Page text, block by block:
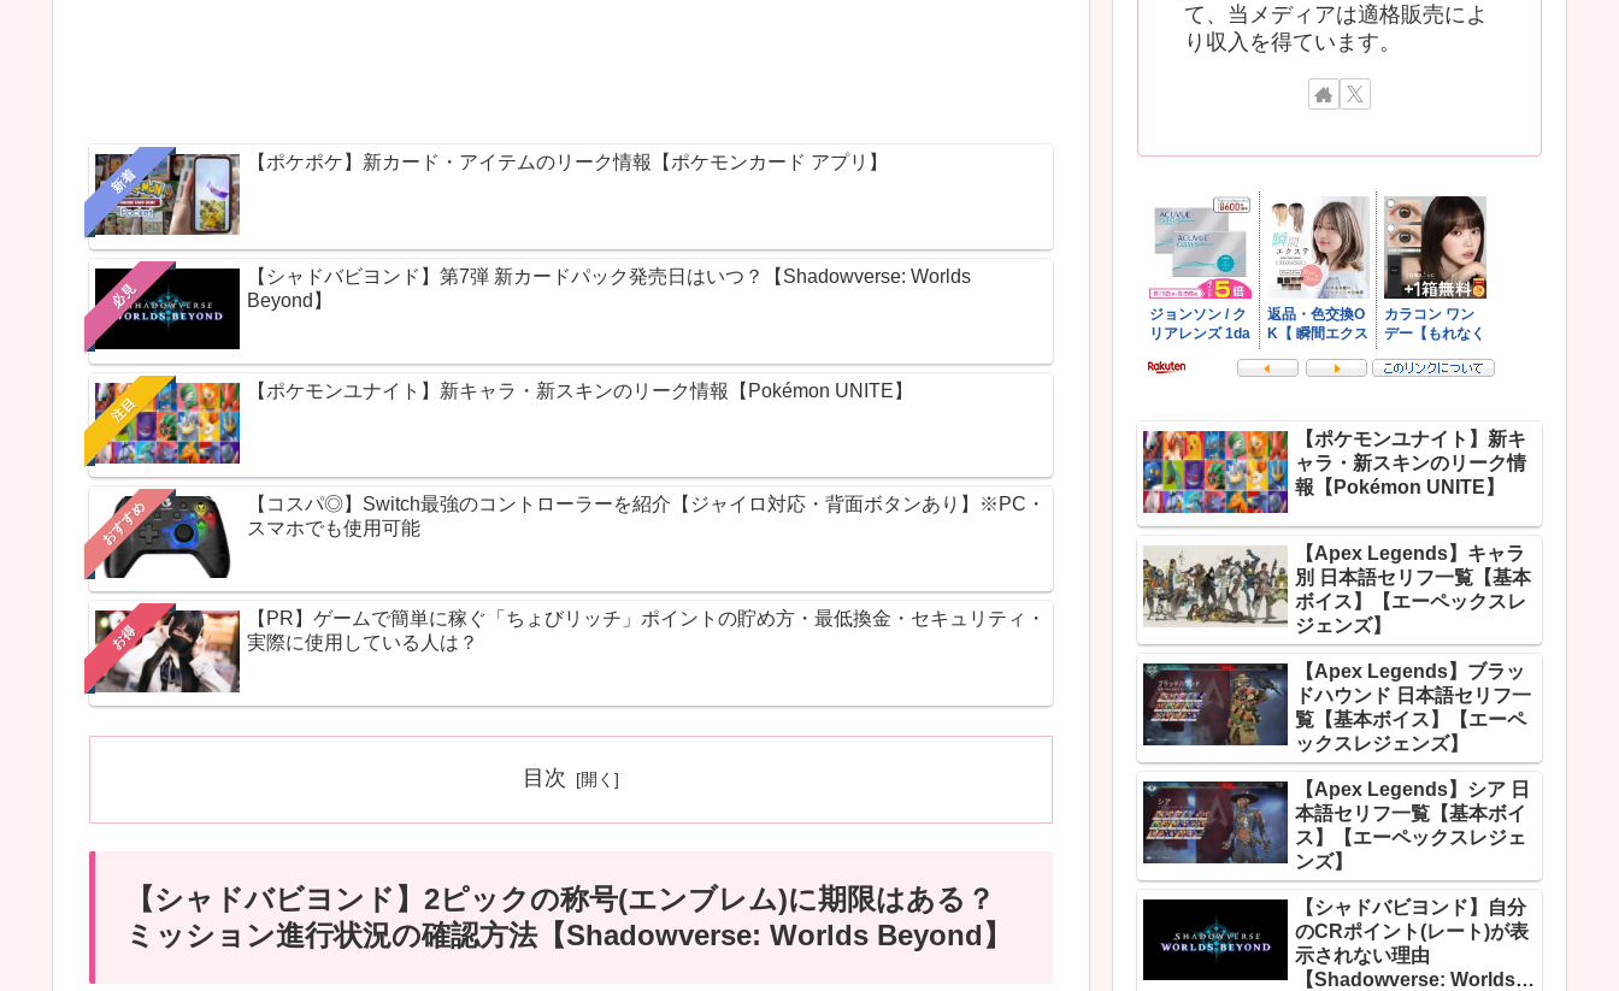
新着
【ポケポケ】新カード・アイテムのリーク情報【ポケモンカード アプリ】
必見
【シャドバビヨンド】第7弾 新カードパック発売日はいつ？【Shadowverse: Worlds
Beyond】
注目
【ポケモンユナイト】新キャラ・新スキンのリーク情報【Pokémon UNITE】
おすすめ
【コスパ◎】Switch最強のコントローラーを紹介【ジャイロ対応・背面ボタンあり】※PC・
スマホでも使用可能
お得
【PR】ゲームで簡単に稼ぐ「ちょびリッチ」ポイントの貯め方・最低換金・セキュリティ・
実際に使用している人は？
目次
【シャドバビヨンド】2ピックの称号(エンブレム)に期限はある？
ミッション進行状況の確認方法【Shadowverse: Worlds Beyond】
て、当メディアは適格販売によ
り収入を得ています。
【ポケモンユナイト】新キ
ャラ・新スキンのリーク情
報【Pokémon UNITE】
【Apex Legends】キャラ
別 日本語セリフ一覧【基本
ボイス】【エーペックスレ
ジェンズ】
【Apex Legends】ブラッ
ドハウンド 日本語セリフ一
覧【基本ボイス】【エーペ
ックスレジェンズ】
【Apex Legends】シア 日
本語セリフ一覧【基本ボイ
ス】【エーペックスレジェ
ンズ】
【シャドバビヨンド】自分
のCRポイント(レート)が表
示されない理由
【Shadowverse: Worlds